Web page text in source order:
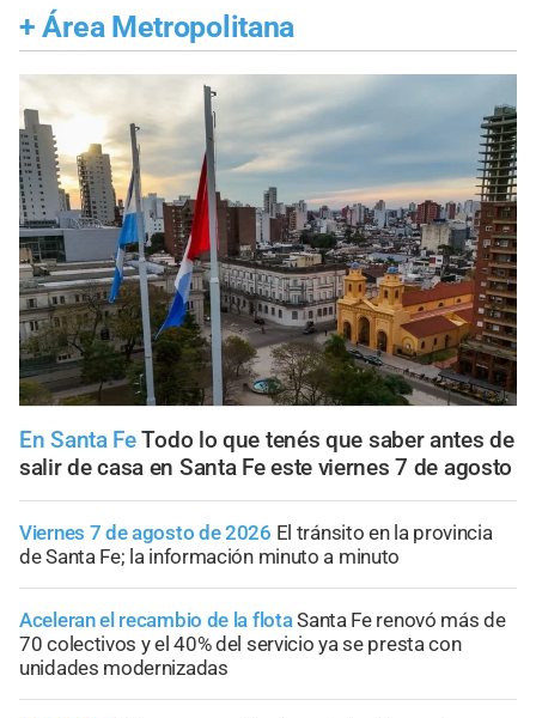
+ Área Metropolitana
En Santa FeTodo lo que tenés que saber antes de
salir de casa en Santa Fe este viernes 7 de agosto
Viernes 7 de agosto de 2026 El tránsito en la provincia
de Santa Fe; la información minuto a minuto
Aceleran el recambio de la flotaSanta Fe renovó más de
70 colectivos y el 40% del servicio ya se presta con
unidades modernizadas